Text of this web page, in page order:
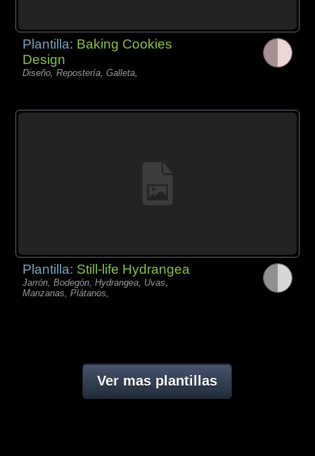
Plantilla: Baking Cookies
Design
Diseño, Repostería, Galleta,
Plantilla: Still-life Hydrangea
Jarrón, Bodegón, Hydrangea, Uvas,
Manzanas, Plátanos,
Ver mas plantillas